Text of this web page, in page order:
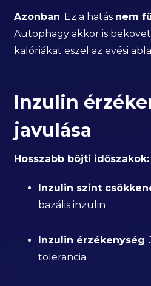
Azonban: Ez a hatás nem
Autophagy akkor is
kalóriákat eszel az evési
Inzulin
javulása
Hosszabb böjti időszakok:
Inzulin szint
bazális inzulin
Inzulin érzékenység:
tolerancia